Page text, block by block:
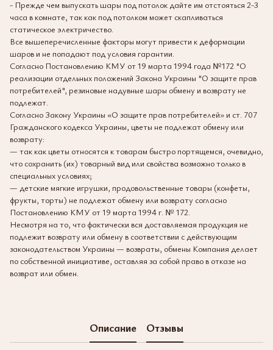
- Прежде чем выпускать шары под потолок дайте им отстояться 2-3
часа в комнате, так как под потолком может скапливаться
статическое электричество.
Все вышеперечисленные факторы могут привести к деформации
шаров и не попадают под условия гарантии.
Согласно Постановлению КМУ от 19 марта 1994 года №172 "О
реализации отдельных положений Закона Украины "О защите прав
потребителей", резиновые надувные шары обмену и возврату не
подлежат.
Согласно Закону Украины «О защите прав потребителей» и ст. 707
Гражданского кодекса Украины, цветы не подлежат обмену или
возврату:
— так как цветы относятся к товарам быстро портящемся, очевидно,
что сохранить (их) товарный вид или свойства возможно только в
специальных условиях;
— детские мягкие игрушки, продовольственные товары (конфеты,
фрукты, торты) не подлежат обмену или возврату согласно
Постановлению КМУ от 19 марта 1994 г. № 172.
Несмотря на то, что фактически вся доставляемая продукция не
подлежит возврату или обмену в соответствии с действующим
законодательством Украины — возвраты, обмены Компания делает
по собственной инициативе, оставляя за собой право в отказе на
возврат или обмен.
Описание Отзывы